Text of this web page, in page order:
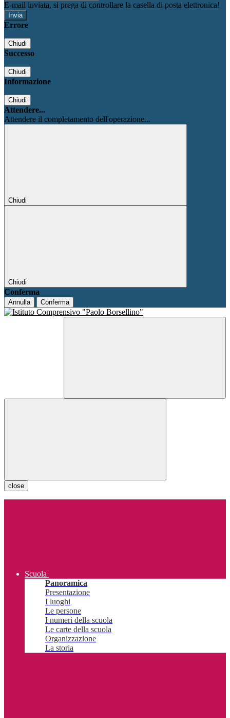
E-mail inviata, si prega di controllare la casella di posta elettronica!
Errore
Chiudi
Successo
Chiudi
Informazione
Chiudi
Attendere...
Attendere il completamento dell'operazione...
Chiudi
Chiudi
Conferma
Annulla Conferma
close
Scuola
Panoramica
Presentazione
I luoghi
Le persone
I numeri della scuola
Le carte della scuola
Organizzazione
La storia